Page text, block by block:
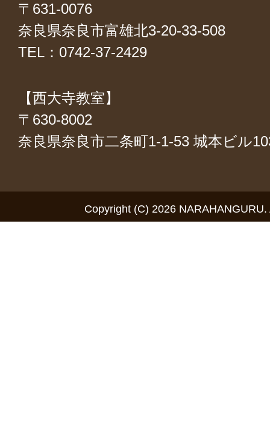
〒631-0076
奈良県奈良市富雄北3-20-33-508
TEL：0742-37-2429
【西大寺教室】
〒630-8002
奈良県奈良市二条町1-1-53 城本ビル
Copyright (C) 2026